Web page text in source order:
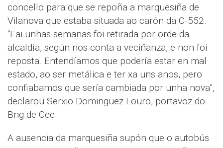
concello para que se repoña a marquesiña de
Vilanova que estaba situada ao carón da C-552.
“Fai unhas semanas foi retirada por orde da
alcaldía, según nos conta a veciñanza, e non foi
reposta. Entendíamos que podería estar en mal
estado, ao ser metálica e ter xa uns anos, pero
confiabamos que sería cambiada por unha nova”,
declarou Serxio Dominguez Louro, portavoz do
Bng de Cee.
A ausencia da marquesiña supón que o autobús